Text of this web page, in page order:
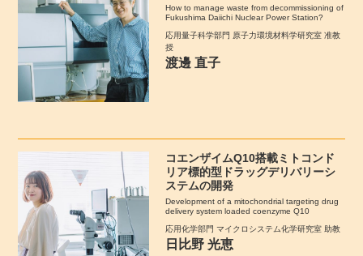
How to manage waste from decommissioning of
Fukushima Daiichi Nuclear Power Station?
応用量子科学部門 原子力環境材料学研究室 准教
授
渡邊 直子
コエンザイムQ10搭載ミトコンド
リア標的型ドラッグデリバリーシ
ステムの開発
Development of a mitochondrial targeting drug
delivery system loaded coenzyme Q10
応用化学部門 マイクロシステム化学研究室 助教
日比野 光恵